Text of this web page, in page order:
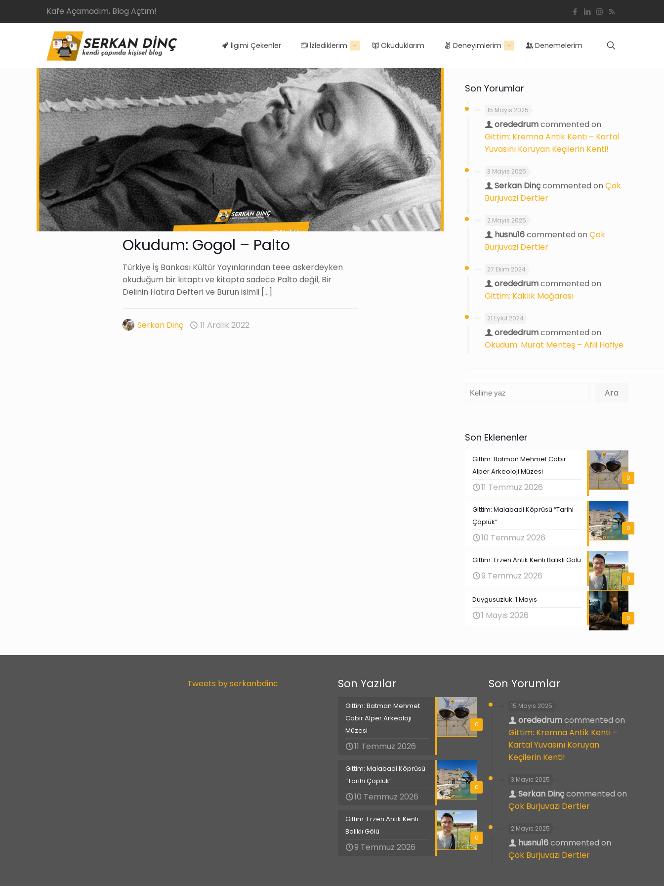
Kafe Açamadım, Blog Açtım!
İlgimi Çekenler İzlediklerim Okuduklarım Deneyimlerim Denemelerim
Okuduklarım
Okudum: Gogol – Palto
Türkiye İş Bankası Kültür Yayınlarından teee askerdeyken
okuduğum bir kitaptı ve kitapta sadece Palto değil, Bir
Delinin Hatıra Defteri ve Burun isimli[…]
Serkan Dinç 11 Aralık 2022
Son Yorumlar
15 Mayıs 2025
orededrumcommented on
Gittim: Kremna Antik Kenti – Kartal
Yuvasını Koruyan Keçilerin Kenti!
3 Mayıs 2025
Serkan Dinçcommented on Çok
Burjuvazi Dertler
2 Mayıs 2025
husnu16commented on Çok
Burjuvazi Dertler
27 Ekim 2024
orededrumcommented on
Gittim: Kaklık Mağarası
21 Eylül 2024
orededrumcommented on
Okudum: Murat Menteş – Afili Hafiye
Ara Ara
Son Eklenenler
0
Gittim: Batman Mehmet Cabir
Alper Arkeoloji Müzesi
11 Temmuz 2026
0
Gittim: Malabadi Köprüsü “Tarihi
Çöplük”
10 Temmuz 2026
0
Gittim: Erzen Antik Kenti Balıklı Gölü
9 Temmuz 2026
0
Duygusuzluk: 1 Mayıs
1 Mayıs 2026
Tweets by serkanbdinc Son Yazılar
0
Gittim: Batman Mehmet
Cabir Alper Arkeoloji
Müzesi
11 Temmuz 2026
0
Gittim: Malabadi Köprüsü
“Tarihi Çöplük”
10 Temmuz 2026
0
Gittim: Erzen Antik Kenti
Balıklı Gölü
9 Temmuz 2026
Son Yorumlar
15 Mayıs 2025
orededrumcommented on
Gittim: Kremna Antik Kenti –
Kartal Yuvasını Koruyan
Keçilerin Kenti!
3 Mayıs 2025
Serkan Dinçcommented on
Çok Burjuvazi Dertler
2 Mayıs 2025
husnu16commented on
Çok Burjuvazi Dertler